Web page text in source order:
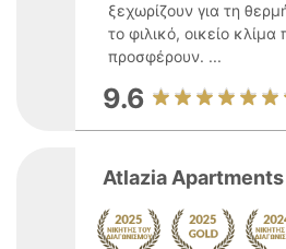
ξεχωρίζουν για τη
το φιλικό, οικείο κλίμα
προσφέρουν. ...
9.6
Atlazia Apartments